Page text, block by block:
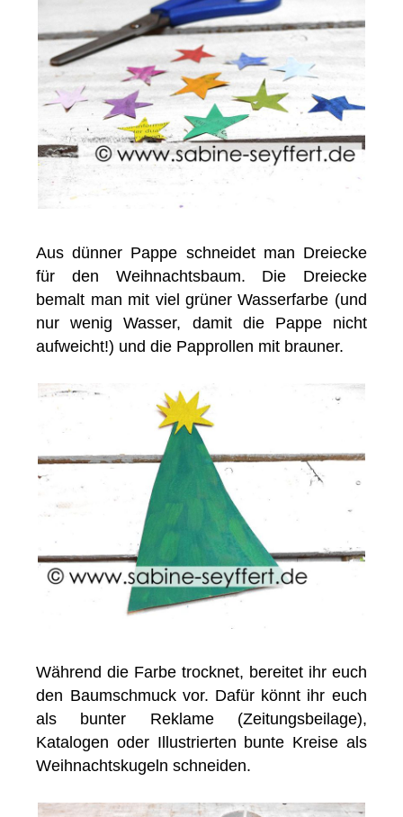
Aus dünner Pappe schneidet man Dreiecke
für den Weihnachtsbaum. Die Dreiecke
bemalt man mit viel grüner Wasserfarbe (und
nur wenig Wasser, damit die Pappe nicht
aufweicht!) und die Papprollen mit brauner.
Während die Farbe trocknet, bereitet ihr euch
den Baumschmuck vor. Dafür könnt ihr euch
als bunter Reklame (Zeitungsbeilage),
Katalogen oder Illustrierten bunte Kreise als
Weihnachtskugeln schneiden.